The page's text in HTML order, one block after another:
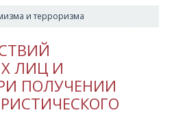
и терроризма
ЛИЦ И
ПОЛУЧЕНИИ